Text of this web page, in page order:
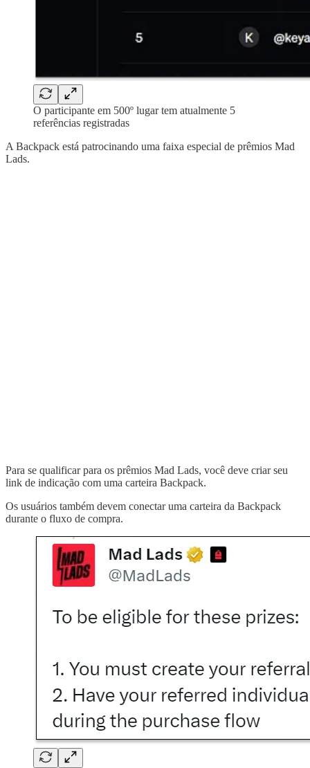
O participante em 500º lugar tem atualmente 5
referências registradas
A Backpack está patrocinando uma faixa especial de prêmios Mad
Lads.
Para se qualificar para os prêmios Mad Lads, você deve criar seu
link de indicação com uma carteira Backpack.
Os usuários também devem conectar uma carteira da Backpack
durante o fluxo de compra.